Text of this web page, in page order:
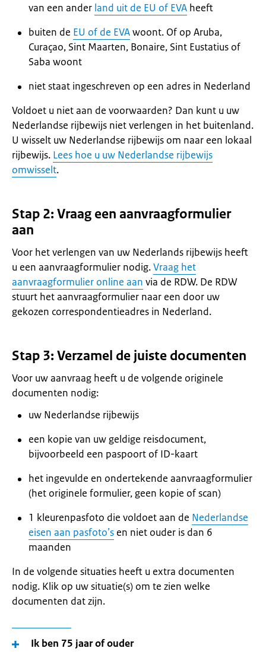
van een ander land uit de EU of EVA heeft
buiten de EU of de EVAwoont. Of op Aruba,
Curaçao, Sint Maarten, Bonaire, Sint Eustatius of
Saba woont
niet staat ingeschreven op een adres in Nederland
Voldoet u niet aan de voorwaarden? Dan kunt u uw
Nederlandse rijbewijs niet verlengen in het buitenland.
U wisselt uw Nederlandse rijbewijs om naar een lokaal
rijbewijs. Lees hoe u uw Nederlandse rijbewijs
omwisselt.
Stap 2: Vraag een aanvraagformulier
aan
Voor het verlengen van uw Nederlands rijbewijs heeft
u een aanvraagformulier nodig.Vraag het
aanvraagformulier online aan via de RDW. De RDW
stuurt het aanvraagformulier naar een door uw
gekozen correspondentieadres in Nederland.
Stap 3: Verzamel de juiste documenten
Voor uw aanvraag heeft u de volgende originele
documenten nodig:
uw Nederlandse rijbewijs
een kopie van uw geldige reisdocument,
bijvoorbeeld een paspoort of ID-kaart
het ingevulde en ondertekende aanvraagformulier
(het originele formulier, geen kopie of scan)
1 kleurenpasfoto die voldoet aan de Nederlandse
eisen aan pasfoto’s en niet ouder is dan 6
maanden
In de volgende situaties heeft u extra documenten
nodig. Klik op uw situatie(s) om te zien welke
documenten dat zijn.
Ik ben 75 jaar of ouder